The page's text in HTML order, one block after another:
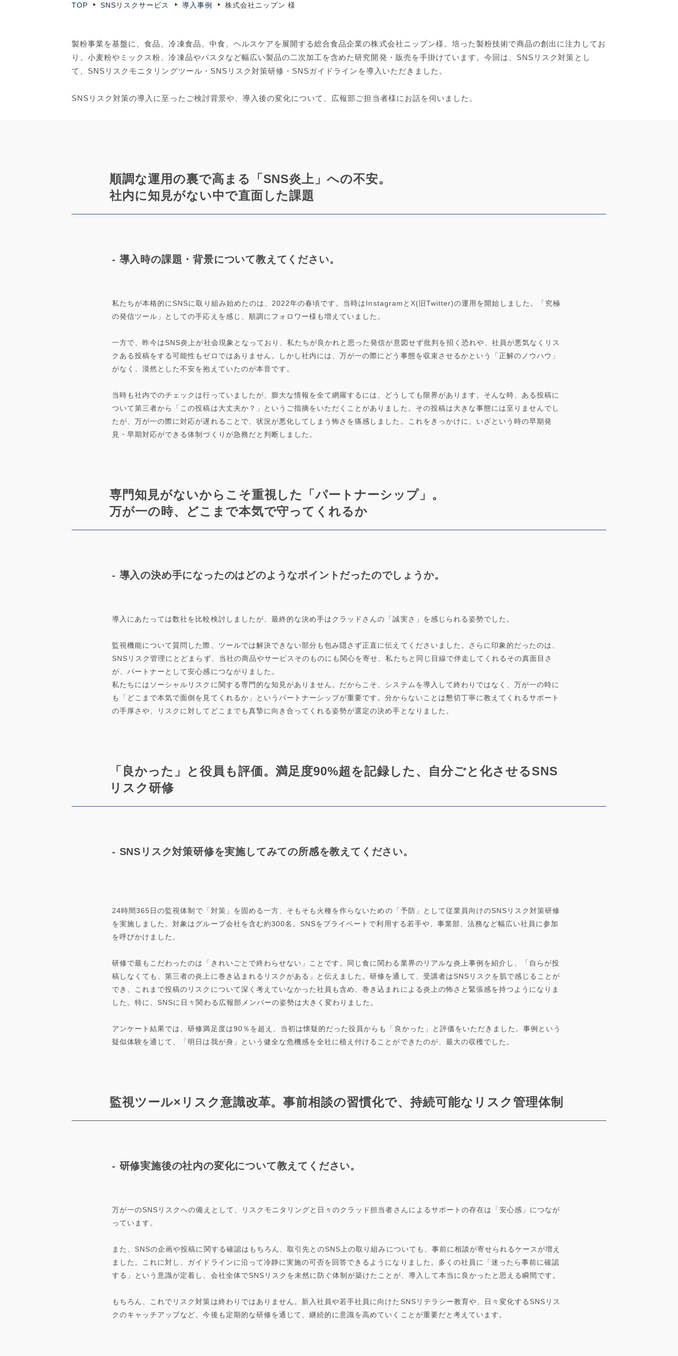
TOP SNSリスクサービス 導入事例 株式会社ニップン 様
製粉事業を基盤に、食品、冷凍食品、中食、ヘルスケアを展開する総合食品企業の株式会社ニップン様。培った製粉技術で商品の創出に注力してお
り、小麦粉やミックス粉、冷凍品やパスタなど幅広い製品の二次加工を含めた研究開発・販売を手掛けています。今回は、SNSリスク対策とし
て、SNSリスクモニタリングツール・SNSリスク対策研修・SNSガイドラインを導入いただきました。
SNSリスク対策の導入に至ったご検討背景や、導入後の変化について、広報部ご担当者様にお話を伺いました。
順調な運用の裏で高まる「SNS炎上」への不安。
社内に知見がない中で直面した課題
- 導入時の課題・背景について教えてください。
私たちが本格的にSNSに取り組み始めたのは、2022年の春頃です。当時はInstagramとX(旧Twitter)の運用を開始しました。「究極
の発信ツール」としての手応えを感じ、順調にフォロワー様も増えていました。
一方で、昨今はSNS炎上が社会現象となっており、私たちが良かれと思った発信が意図せず批判を招く恐れや、社員が悪気なくリス
クある投稿をする可能性もゼロではありません。しかし社内には、万が一の際にどう事態を収束させるかという「正解のノウハウ」
がなく、漠然とした不安を抱えていたのが本音です。
当時も社内でのチェックは行っていましたが、膨大な情報を全て網羅するには、どうしても限界があります。そんな時、ある投稿に
ついて第三者から「この投稿は大丈夫か？」というご指摘をいただくことがありました。その投稿は大きな事態には至りませんでし
たが、万が一の際に対応が遅れることで、状況が悪化してしまう怖さを痛感しました。これをきっかけに、いざという時の早期発
見・早期対応ができる体制づくりが急務だと判断しました。
専門知見がないからこそ重視した「パートナーシップ」。
万が一の時、どこまで本気で守ってくれるか
- 導入の決め手になったのはどのようなポイントだったのでしょうか。
導入にあたっては数社を比較検討しましたが、最終的な決め手はクラッドさんの「誠実さ」を感じられる姿勢でした。
監視機能について質問した際、ツールでは解決できない部分も包み隠さず正直に伝えてくださいました。さらに印象的だったのは、
SNSリスク管理にとどまらず、当社の商品やサービスそのものにも関心を寄せ、私たちと同じ目線で伴走してくれるその真面目さ
が、パートナーとして安心感につながりました。
私たちにはソーシャルリスクに関する専門的な知見がありません。だからこそ、システムを導入して終わりではなく、万が一の時に
も「どこまで本気で面倒を見てくれるか」というパートナーシップが重要です。分からないことは懇切丁寧に教えてくれるサポート
の手厚さや、リスクに対してどこまでも真摯に向き合ってくれる姿勢が選定の決め手となりました。
「良かった」と役員も評価。満足度90%超を記録した、自分ごと化させるSNS
リスク研修
- SNSリスク対策研修を実施してみての所感を教えてください。
24時間365日の監視体制で「対策」を固める一方、そもそも火種を作らないための「予防」として従業員向けのSNSリスク対策研修
を実施しました。対象はグループ会社を含む約300名。SNSをプライベートで利用する若手や、事業部、法務など幅広い社員に参加
を呼びかけました。
研修で最もこだわったのは「きれいごとで終わらせない」ことです。同じ食に関わる業界のリアルな炎上事例を紹介し、「自らが投
稿しなくても、第三者の炎上に巻き込まれるリスクがある」と伝えました。研修を通して、受講者はSNSリスクを肌で感じることが
でき、これまで投稿のリスクについて深く考えていなかった社員も含め、巻き込まれによる炎上の怖さと緊張感を持つようになりま
した。特に、SNSに日々関わる広報部メンバーの姿勢は大きく変わりました。
アンケート結果では、研修満足度は90％を超え、当初は懐疑的だった役員からも「良かった」と評価をいただきました。事例という
疑似体験を通じて、「明日は我が身」という健全な危機感を全社に植え付けることができたのが、最大の収穫でした。
監視ツール×リスク意識改革。事前相談の習慣化で、持続可能なリスク管理体制
- 研修実施後の社内の変化について教えてください。
万が一のSNSリスクへの備えとして、リスクモニタリングと日々のクラッド担当者さんによるサポートの存在は「安心感」につなが
っています。
また、SNSの企画や投稿に関する確認はもちろん、取引先とのSNS上の取り組みについても、事前に相談が寄せられるケースが増え
ました。これに対し、ガイドラインに沿って冷静に実施の可否を回答できるようになりました。多くの社員に「迷ったら事前に確認
する」という意識が定着し、会社全体でSNSリスクを未然に防ぐ体制が築けたことが、導入して本当に良かったと思える瞬間です。
もちろん、これでリスク対策は終わりではありません。新入社員や若手社員に向けたSNSリテラシー教育や、日々変化するSNSリス
クのキャッチアップなど、今後も定期的な研修を通じて、継続的に意識を高めていくことが重要だと考えています。